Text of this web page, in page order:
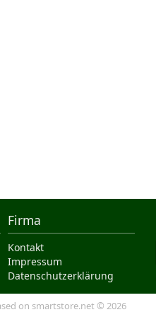
Firma
Kontakt
Impressum
Datenschutzerklärung
on smartstore.net © 2026